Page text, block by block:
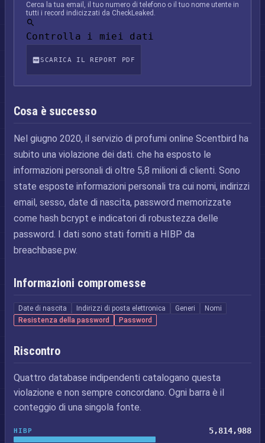
Cerca la tua email, il tuo numero di telefono o il tuo nome utente in
tutti i record indicizzati da CheckLeaked.
Controlla i miei dati
SCARICA IL REPORT PDF
Cosa è successo
Nel giugno 2020, il servizio di profumi online Scentbird ha
subito una violazione dei dati. che ha esposto le
informazioni personali di oltre 5,8 milioni di clienti. Sono
state esposte informazioni personali tra cui nomi, indirizzi
email, sesso, date di nascita, password memorizzate
come hash bcrypt e indicatori di robustezza delle
password. I dati sono stati forniti a HIBP da
breachbase.pw.
Informazioni compromesse
Date di nascita Indirizzi di posta elettronica Generi
Nomi
Resistenza della password
Password
Riscontro
Quattro database indipendenti catalogano questa
violazione e non sempre concordano. Ogni barra è il
conteggio di una singola fonte.
HIBP 5,814,988